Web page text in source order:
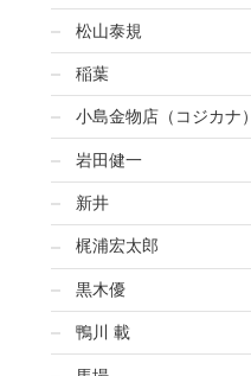
松山泰規
稲葉
小島金物店（コジカナ）
岩田健一
新井
梶浦宏太郎
黒木優
鴨川 載